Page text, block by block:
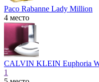
Paco Rabanne Lady Million
4 место
CALVIN KLEIN Euphoria
1